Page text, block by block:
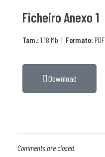
Ficheiro Anexo 1
Tam.: 1,18 Mb | Formato: PDF
Download
Comments are closed.